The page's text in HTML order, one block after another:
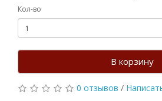
Кол-во
В корзину
0 отзывов /